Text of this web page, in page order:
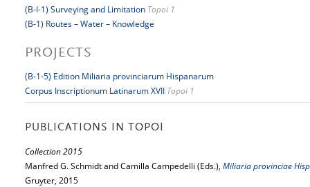
(B-I-1) Surveying and Limitation Topoi 1
(B-1) Routes – Water – Knowledge
PROJECTS
(B-1-5) Edition Miliaria provinciarum Hispanarum
Corpus Inscriptionum Latinarum XVII Topoi 1
PUBLICATIONS IN TOPOI
Collection 2015
Manfred G. Schmidt and Camilla Campedelli (Eds.), Miliaria provinciae
Gruyter, 2015